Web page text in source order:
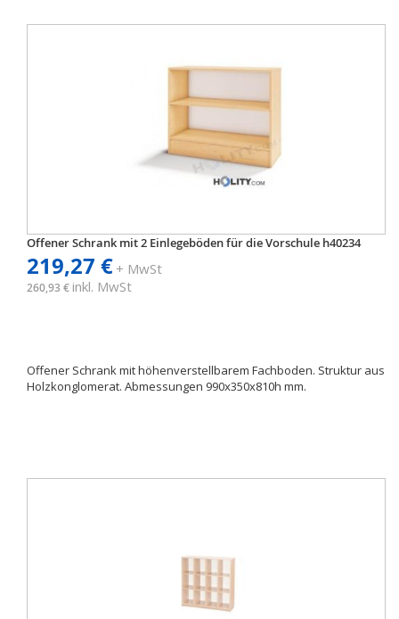
Offener Schrank mit 2 Einlegeböden für die Vorschule h40234
219,27 €+ MwSt
260,93 € inkl. MwSt
Offener Schrank mit höhenverstellbarem Fachboden. Struktur aus
Holzkonglomerat. Abmessungen 990x350x810h mm.